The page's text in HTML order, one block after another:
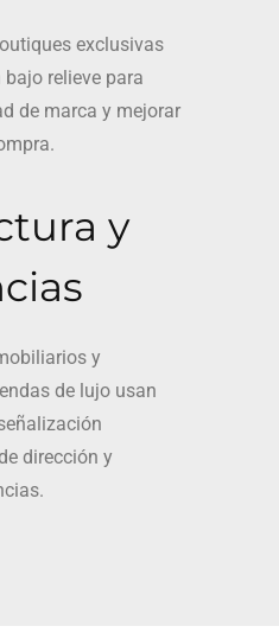
exclusivas
relieve para
de marca y mejorar
y
y
de lujo usan
dirección y